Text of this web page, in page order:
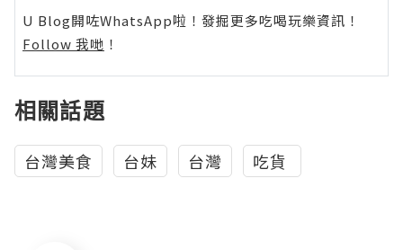
U Blog開咗WhatsApp啦！發掘更多吃喝玩樂資訊！
Follow 我哋 ！
相關話題
台灣美食 台妹 台灣 吃貨‬ ‪